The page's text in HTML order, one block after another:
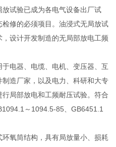
试验已成为各电气设备出厂试
修的必须项目。油浸式无局放试
设计开发制造的无局部放电工频
电器、电缆、电机、变压器、互
造厂家，以及电力、科研和大专
局部放电和工频耐压试验。符合
～1094.5-85、GB6451.1
氧筒结构，具有局放量小、损耗